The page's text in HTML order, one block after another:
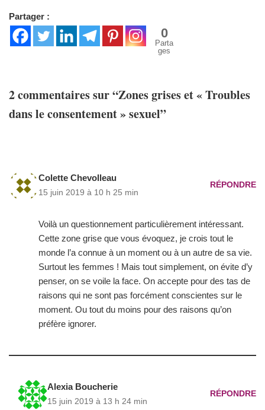
Partager :
0
Parta
ges
2 commentaires sur “Zones grises et « Troubles
dans le consentement » sexuel”
Colette Chevolleau
15 juin 2019 à 10 h 25 min
RÉPONDRE
Voilà un questionnement particulièrement intéressant.
Cette zone grise que vous évoquez, je crois tout le
monde l’a connue à un moment ou à un autre de sa vie.
Surtout les femmes ! Mais tout simplement, on évite d’y
penser, on se voile la face. On accepte pour des tas de
raisons qui ne sont pas forcément conscientes sur le
moment. Ou tout du moins pour des raisons qu’on
préfère ignorer.
Alexia Boucherie
15 juin 2019 à 13 h 24 min
RÉPONDRE